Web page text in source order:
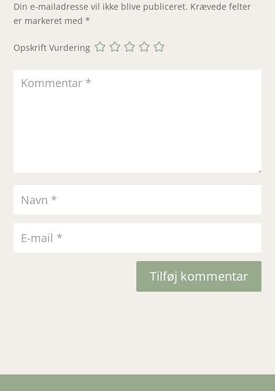
Din e-mailadresse vil ikke blive publiceret. Krævede felter
er markeret med*
Opskrift Vurdering
Tilføj kommentar